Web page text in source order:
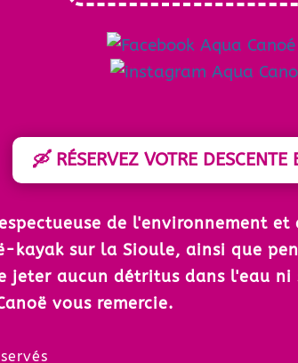
🛶 RÉSERVEZ VOTRE DESCENTE
de l'environnement
kayak sur la Sioule, ainsi que
jeter aucun détritus dans l'eau
vous remercie.
droit réservés Site